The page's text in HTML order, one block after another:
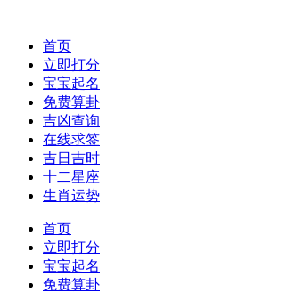
首页
立即打分
宝宝起名
免费算卦
吉凶查询
在线求签
吉日吉时
十二星座
生肖运势
首页
立即打分
宝宝起名
免费算卦